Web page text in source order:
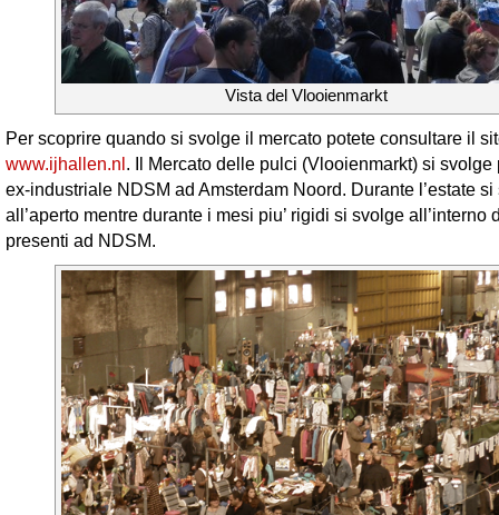
Vista del Vlooienmarkt
Per scoprire quando si svolge il mercato potete consultare il
www.ijhallen.nl. Il Mercato delle pulci (Vlooienmarkt) si svolge
ex-industriale NDSM ad Amsterdam Noord. Durante l’estate si
all’aperto mentre durante i mesi piu’ rigidi si svolge all’interno
presenti ad NDSM.